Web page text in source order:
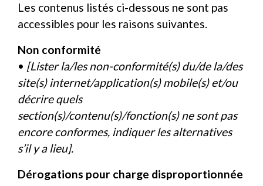
Les contenus listés ci-dessous ne sont pas
accessibles pour les raisons suivantes.
Non conformité
• [Lister la/les non-conformité(s) du/de la/des
site(s) internet/application(s) mobile(s) et/ou
décrire quels
section(s)/contenu(s)/fonction(s) ne sont pas
encore conformes, indiquer les alternatives
s’il y a lieu].
Dérogations pour charge disproportionnée